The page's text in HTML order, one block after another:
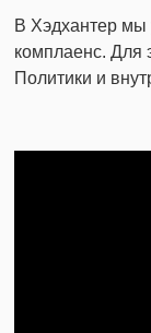
В Хэдхантер
комплаенс. Для
Политики и